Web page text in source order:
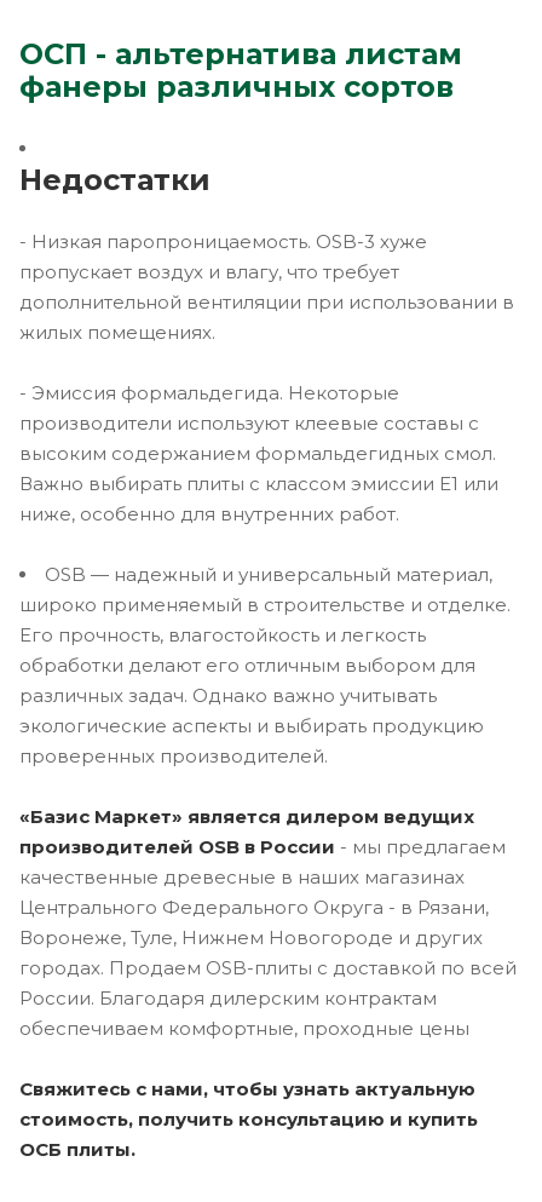
ОСП - альтернатива листам
фанеры различных сортов
Недостатки
- Низкая паропроницаемость. OSB-3 хуже
пропускает воздух и влагу, что требует
дополнительной вентиляции при использовании в
жилых помещениях.
- Эмиссия формальдегида. Некоторые
производители используют клеевые составы с
высоким содержанием формальдегидных смол.
Важно выбирать плиты с классом эмиссии E1 или
ниже, особенно для внутренних работ.
OSB — надежный и универсальный материал,
широко применяемый в строительстве и отделке.
Его прочность, влагостойкость и легкость
обработки делают его отличным выбором для
различных задач. Однако важно учитывать
экологические аспекты и выбирать продукцию
проверенных производителей.
«Базис Маркет» является дилером ведущих
производителей OSB в России - мы предлагаем
качественные древесные в наших магазинах
Центрального Федерального Округа - в Рязани,
Воронеже, Туле, Нижнем Новогороде и других
городах. Продаем OSB-плиты с доставкой по всей
России. Благодаря дилерским контрактам
обеспечиваем комфортные, проходные цены
Свяжитесь с нами, чтобы узнать актуальную
стоимость, получить консультацию и купить
ОСБ плиты.